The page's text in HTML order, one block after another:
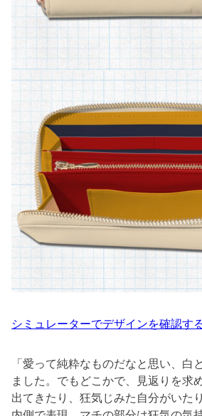
シミュレーターでデザインを確認す
「愛って純粋なものだなと思い、白
ました。でもどこかで、見返りを求
出てきたり、狂気じみた自分がいた